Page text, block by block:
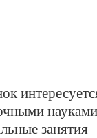
занятия